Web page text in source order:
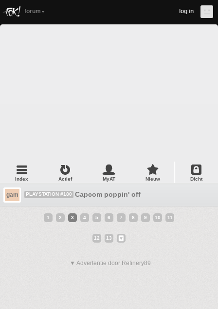
forum log in
Index Actief MyAT Nieuw Dicht
gam PLAYSTATION #180 Capcom poppin' off
1 2 3 4 5 6 7 8 9 10 11
12 13
▼ Advertentie door Refinery89